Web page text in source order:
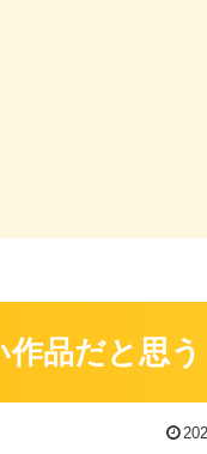
品だと思う